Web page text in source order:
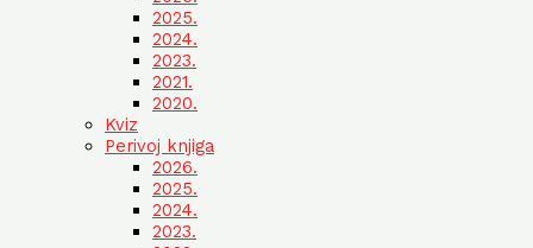
2025.
2024.
2023.
2021.
2020.
Kviz
Perivoj knjiga
2026.
2025.
2024.
2023.